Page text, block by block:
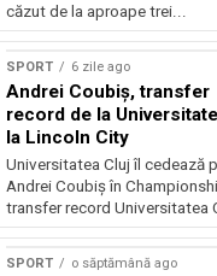
căzut de la aproape trei...
SPORT 6 zile ago
Andrei Coubiș, transfer
record de la
la Lincoln City
Universitatea Cluj îl cedează
Andrei Coubiș în
transfer record Universitatea
SPORT o săptămână ago